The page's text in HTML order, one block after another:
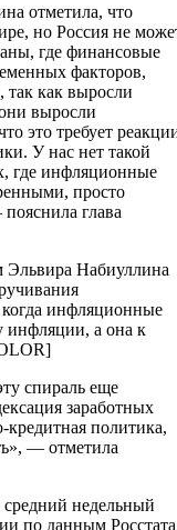
отметила, что
но Россия не
где финансовые
факторов,
как выросли
выросли
это требует
У нас нет такой
где инфляционные
просто
глава
Набиуллина
инфляционные
инфляции, а она к
спираль еще
заработных
политика,
— отметила
недельный
по данным Росстата